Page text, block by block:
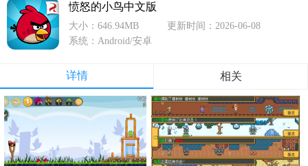
愤怒的小鸟中文版
大小：646.94MB
更新时间：2026-06-08
系统：Android/安卓
详情 相关